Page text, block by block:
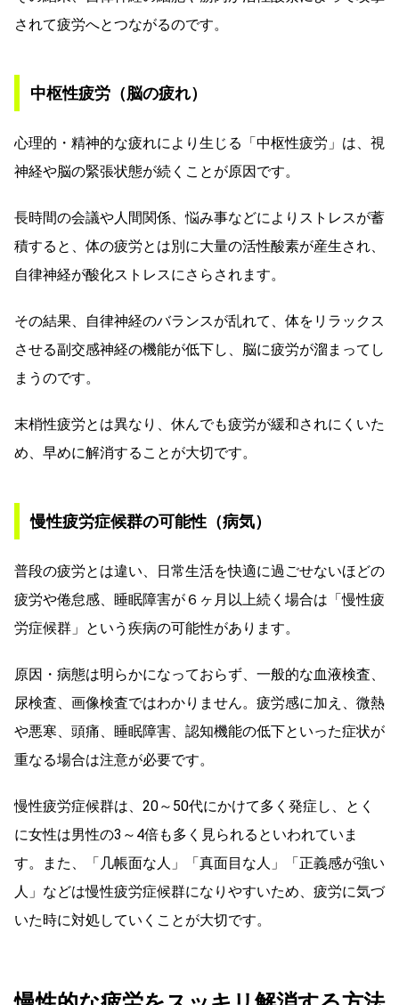
されて疲労へとつながるのです。
中枢性疲労（脳の疲れ）
心理的・精神的な疲れにより生じる「中枢性疲労」は、視
神経や脳の緊張状態が続くことが原因です。
長時間の会議や人間関係、悩み事などによりストレスが蓄
積すると、体の疲労とは別に大量の活性酸素が産生され、
自律神経が酸化ストレスにさらされます。
その結果、自律神経のバランスが乱れて、体をリラックス
させる副交感神経の機能が低下し、脳に疲労が溜まってし
まうのです。
末梢性疲労とは異なり、休んでも疲労が緩和されにくいた
め、早めに解消することが大切です。
慢性疲労症候群の可能性（病気）
普段の疲労とは違い、日常生活を快適に過ごせないほどの
疲労や倦怠感、睡眠障害が６ヶ月以上続く場合は「慢性疲
労症候群」という疾病の可能性があります。
原因・病態は明らかになっておらず、一般的な血液検査、
尿検査、画像検査ではわかりません。疲労感に加え、微熱
や悪寒、頭痛、睡眠障害、認知機能の低下といった症状が
重なる場合は注意が必要です。
慢性疲労症候群は、20～50代にかけて多く発症し、とく
に女性は男性の3～4倍も多く見られるといわれていま
す。また、「几帳面な人」「真面目な人」「正義感が強い
人」などは慢性疲労症候群になりやすいため、疲労に気づ
いた時に対処していくことが大切です。